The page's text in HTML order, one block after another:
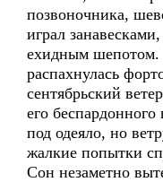
позвоночника,
играл
ехидным шепотом.
распахнулась
сентябрьский
его беспардонного
под одеяло, но
жалкие попытки
Сон незаметно